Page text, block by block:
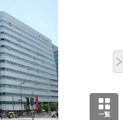
一覧